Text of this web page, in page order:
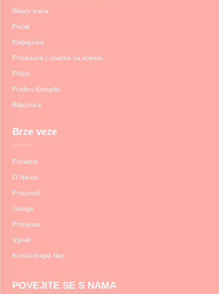
Washi traka
Pečat
Naljepnice
Pribadače i značke za etikete
Pribor
Poklon Komplet
Bilježnica
Brze veze
Početna
O Nama
Proizvodi
Usluge
Primjena
Vijesti
Kontaktirajte Nas
POVEJITE SE S NAMA